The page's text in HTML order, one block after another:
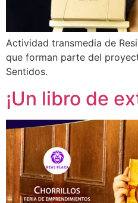
Actividad transmedia de
que forman parte del
Sentidos.
¡Un libro de